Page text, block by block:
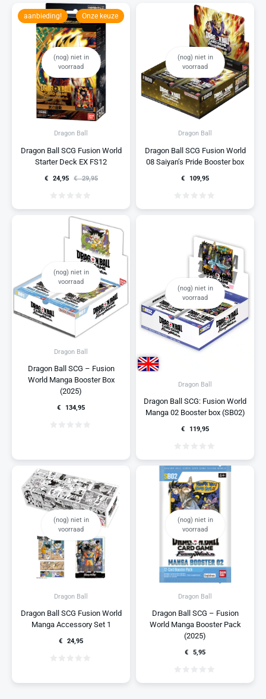
(nog) niet in
voorraad
Dragon Ball
Dragon Ball SCG Fusion World
Starter Deck EX FS12
€ 29,95
€ 24,95
aanbieding! Onze keuze
(nog) niet in
voorraad
Dragon Ball
Dragon Ball SCG Fusion World
08 Saiyan’s Pride Booster box
€ 109,95
(nog) niet in
voorraad
Dragon Ball
Dragon Ball SCG – Fusion
World Manga Booster Box
(2025)
€ 134,95
(nog) niet in
voorraad
Dragon Ball
Dragon Ball SCG: Fusion World
Manga 02 Booster box (SB02)
€ 119,95
(nog) niet in
voorraad
Dragon Ball
Dragon Ball SCG Fusion World
Manga Accessory Set 1
€ 24,95
(nog) niet in
voorraad
Dragon Ball
Dragon Ball SCG – Fusion
World Manga Booster Pack
(2025)
€ 5,95